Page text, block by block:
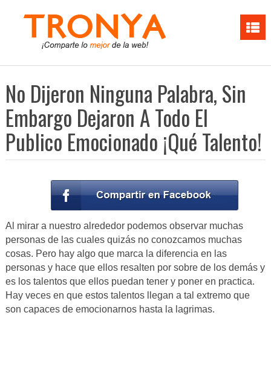
No Dijeron Ninguna Palabra, Sin
Embargo Dejaron A Todo El
Publico Emocionado ¡Qué Talento!
Al mirar a nuestro alrededor podemos observar muchas
personas de las cuales quizás no conozcamos muchas
cosas. Pero hay algo que marca la diferencia en las
personas y hace que ellos resalten por sobre de los demás y
es los talentos que ellos puedan tener y poner en practica.
Hay veces en que estos talentos llegan a tal extremo que
son capaces de emocionarnos hasta la lagrimas.